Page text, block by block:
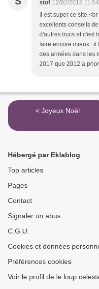
stof 12/02/2018 11:54
Il est super ce
excellents conseils
d'autres trucs et c'est
faire encore mieux :
des années dans les
2017 que 2012 a
< Joyeux Noël
Hébergé par Eklablog
Top articles
Pages
Contact
Signaler un abus
C.G.U.
Cookies et données
Préférences cookies
Voir le profil de le loup